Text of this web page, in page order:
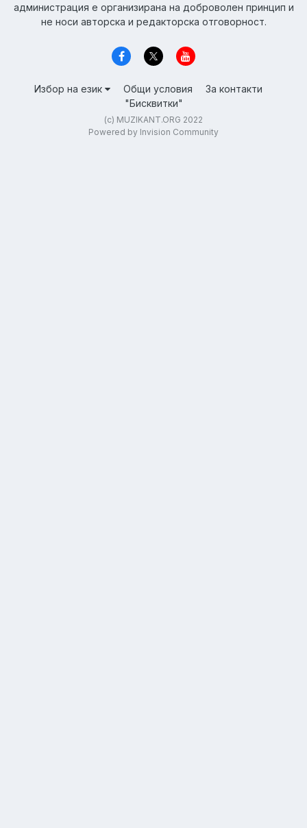
администрация е организирана на доброволен принцип и
не носи авторска и редакторска отговорност.
Избор на език Общи условия
За контакти
"Бисквитки"
(c) MUZIKANT.ORG 2022
Powered by Invision Community